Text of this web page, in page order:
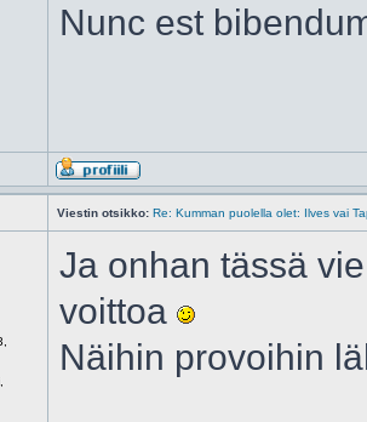
Nunc est
Viestin otsikko: Re: Kumman puolella olet: Ilves vai
Ja onhan tässä
voittoa
Näihin provoihin